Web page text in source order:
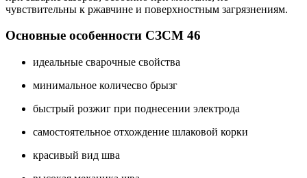
чувствительны к ржавчине и поверхностным загрязнениям.
Основные особенности СЗСМ 46
идеальные сварочные свойства
минимальное количесво брызг
быстрый розжиг при поднесении электрода
самостоятельное отхождение шлаковой корки
красивый вид шва